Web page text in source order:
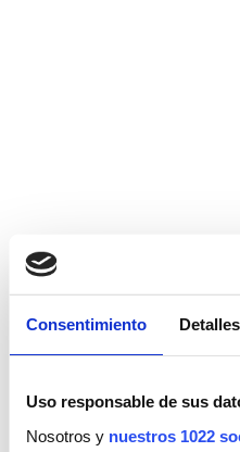
Consentimiento Detalles
Uso responsable de sus
Nosotros y nuestros 1022